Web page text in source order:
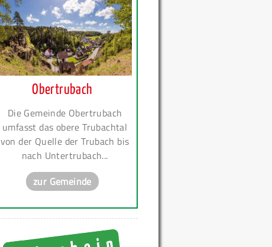
Obertrubach
Die Gemeinde Obertrubach
umfasst das obere Trubachtal
von der Quelle der Trubach bis
nach Untertrubach...
zur Gemeinde